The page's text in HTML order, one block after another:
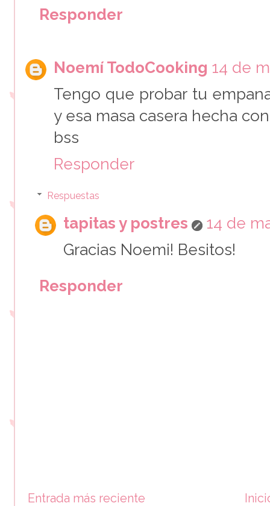
Responder
Noemí TodoCooking 14 de
Tengo que probar tu
y esa masa casera hecha
bss
Responder
Respuestas
tapitas y postres
14 de
Gracias Noemi! Besitos!
Responder
Entrada más reciente